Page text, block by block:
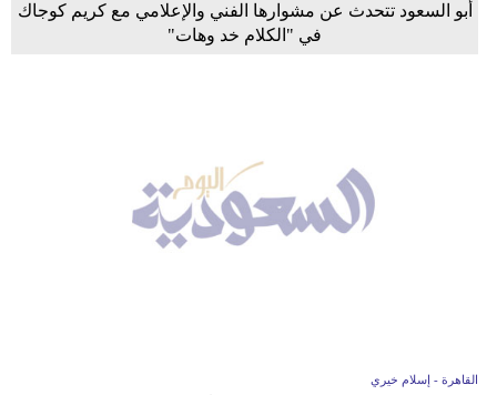
أبو السعود تتحدث عن مشوارها الفني والإعلامي مع كريم كوجاك
في "الكلام خد وهات"
القاهرة - إسلام خيري